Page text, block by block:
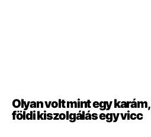
Olyan volt mint egy
földi kiszolgálás egy vicc